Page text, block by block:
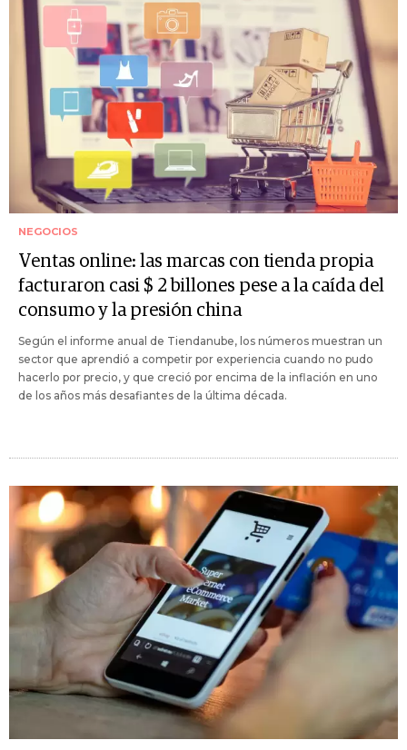
NEGOCIOS
Ventas online: las marcas con tienda propia
facturaron casi $ 2 billones pese a la caída del
consumo y la presión china
Según el informe anual de Tiendanube, los números muestran un
sector que aprendió a competir por experiencia cuando no pudo
hacerlo por precio, y que creció por encima de la inflación en uno
de los años más desafiantes de la última década.